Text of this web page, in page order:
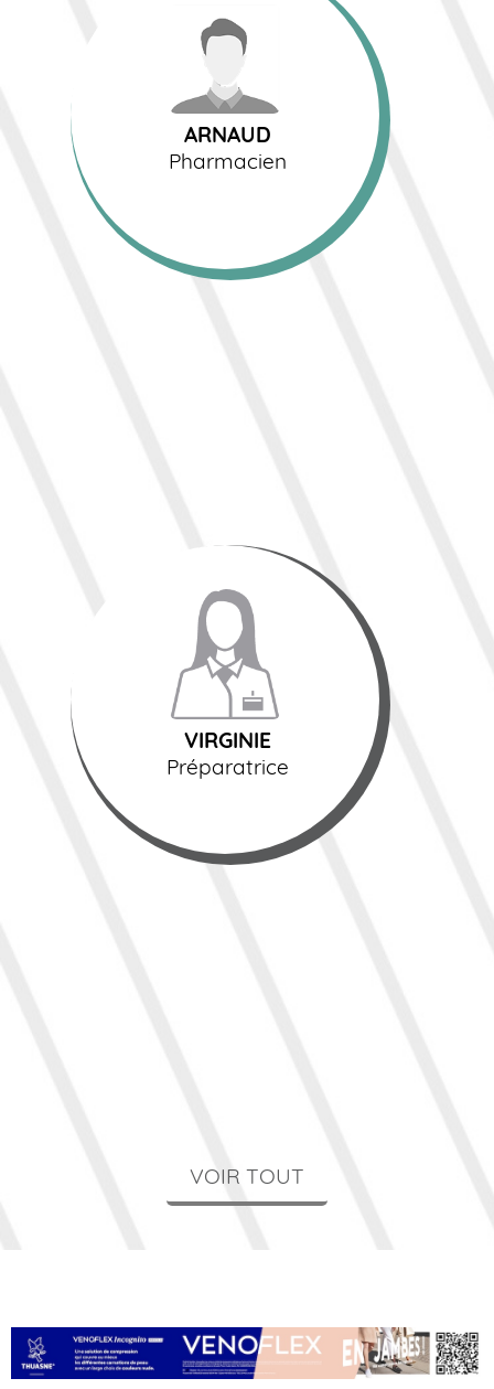
ARNAUD
Pharmacien
ARNAUD
Pharmacien
VIRGINIE
Préparatrice
VIRGINIE
Préparatrice
VOIR TOUT